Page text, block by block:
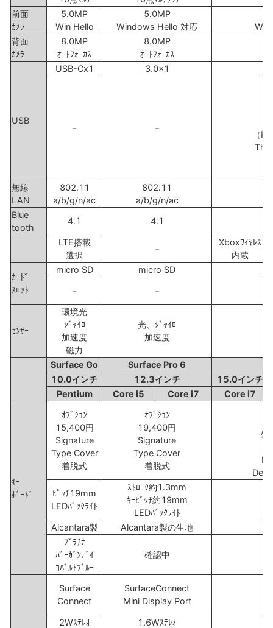
前面
ｶﾒﾗ
5.0MP
Win Hello
5.0MP
Windows Hello 対応
背面
ｶﾒﾗ
8.0MP
ｵｰﾄﾌｫｰｶｽ
8.0MP
ｵｰﾄﾌｫｰｶｽ
USB
USB-Cx1 3.0x1
－ －
（
無線
LAN
802.11
a/b/g/n/ac
802.11
a/b/g/n/ac
Blue
tooth
4.1 4.1
LTE搭載
選択
－
Xboxﾜｲﾔﾚｽ
内蔵
ｶｰﾄﾞ
ｽﾛｯﾄ
micro SD
micro SD
－
－
ｾﾝｻｰ
環境光
ｼﾞｬｲﾛ
加速度
磁力
光、ｼﾞｬｲﾛ
加速度
Surface Go Surface Pro 6
10.0インチ
12.3インチ
15.0インチ
Pentium
Core i5 Core i7 Core i7
ｷｰ
ﾎﾞｰﾄﾞ
ｵﾌﾟｼｮﾝ
15,400円
Signature
Type Cover
着脱式
ｵﾌﾟｼｮﾝ
19,400円
Signature
Type Cover
着脱式
ﾀﾞ
Delｷ
ﾋﾟｯﾁ19mm
LEDﾊﾞｯｸﾗｲﾄ
ｽﾄﾛｰｸ約1.3mm
ｷｰﾋﾟｯﾁ約19mm
LEDﾊﾞｯｸﾗｲﾄ
Alcantara製
Alcantara製の生地
ﾌﾟﾗﾁﾅ
ﾊﾞｰｶﾞﾝﾃﾞｲ
ｺﾊﾞﾙﾄﾌﾞﾙｰ
確認中
Surface
Connect
SurfaceConnect
Mini Display Port
2Wｽﾃﾚｵ
1.6Wｽﾃﾚｵ